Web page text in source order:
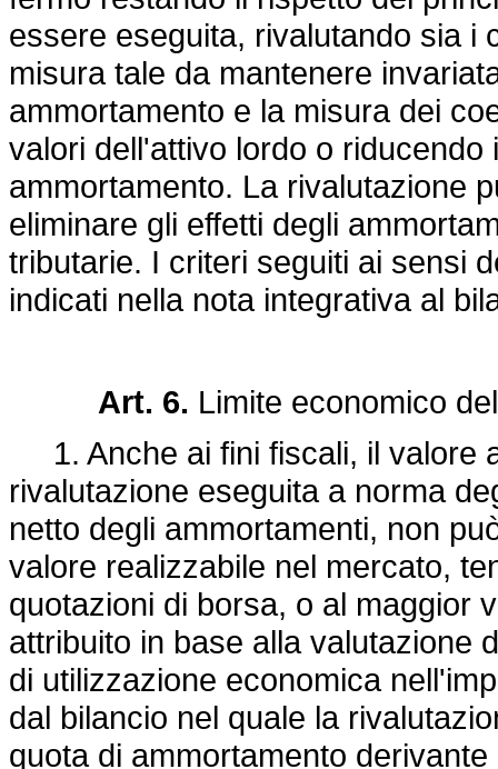
essere eseguita, rivalutando sia i
misura tale da mantenere
ammortamento e la misura dei
valori dell'attivo lordo o riducendo
ammortamento. La rivalutazione
eliminare gli effetti degli
tributarie. I criteri seguiti ai sensi
indicati nella nota integrativa al
Art. 6. Limite economico
1. Anche ai fini fiscali, il valore
rivalutazione eseguita a norma
netto degli ammortamenti, non
valore realizzabile nel mercato,
quotazioni di borsa, o al maggior
attribuito in base alla valutazione
di utilizzazione economica
dal bilancio nel quale la
quota di ammortamento